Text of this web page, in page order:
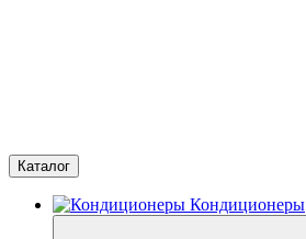
Каталог
Кондиционеры